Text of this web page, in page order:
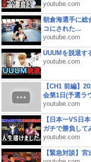
youtube.com
朝倉海選手に総
コにされた...
youtube.com
UUUMを脱退す
youtube.com
【CH1 前編】
会第1日(予選ラ
youtube.com
【日本一VS日
ガチで勝負して
youtube.com
【緊急対談】